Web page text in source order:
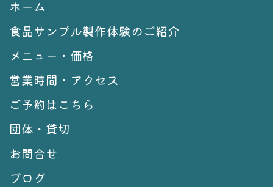
ホーム
食品サンプル製作体験のご紹介
メニュー・価格
営業時間・アクセス
ご予約はこちら
団体・貸切
お問合せ
ブログ